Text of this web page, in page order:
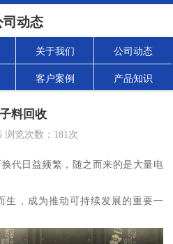
司动态
关于我们 公司动态
客户案例 产品知识
料回收
浏览次数： 181次
代日益频繁，随之而来的是大量电
生，成为推动可持续发展的重要一